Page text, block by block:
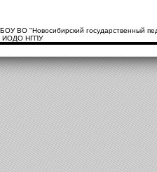
ВО "Новосибирский государственный
ИОДО НГПУ